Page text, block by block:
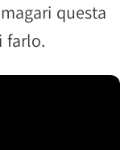
questa
farlo.